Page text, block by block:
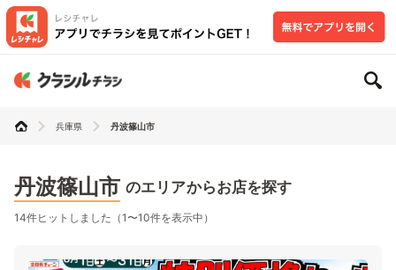
兵庫県 丹波篠山市
丹波篠山市 のエリアからお店を探す
14件ヒットしました（1〜10件を表示中）